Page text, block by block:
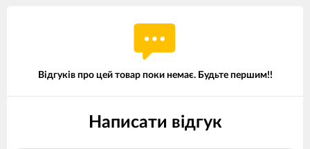
Відгуків про цей товар поки немає. Будьте першим!!
Написати відгук